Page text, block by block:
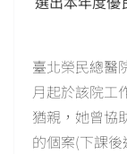
臺北榮民總醫
月起於該院工
猶親，她曾協
的個案(下課